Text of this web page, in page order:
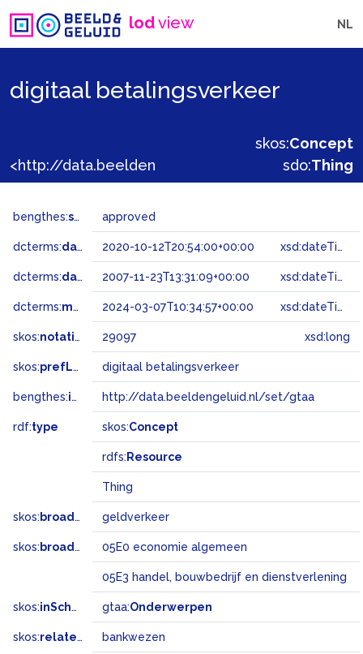
lodview NL
digitaal betalingsverkeer
skos:Concept
sdo:Thing
bengthes:status approved
dcterms:dateAccepted 2020-10-12T20:54:00+00:00 xsd:dateTime
dcterms:dateSubmitted 2007-11-23T13:31:09+00:00 xsd:dateTime
dcterms:modified 2024-03-07T10:34:57+00:00 xsd:dateTime
skos:notation 29097 xsd:long
skos:prefLabel digitaal betalingsverkeer
bengthes:inSet http://data.beeldengeluid.nl/set/gtaa
rdf:type skos:Concept
rdfs: Resource
Thing
skos: broader geldverkeer
skos: broadMatch 05E0 economie algemeen
05E3 handel, bouwbedrijf en dienstverlening
skos:inScheme gtaa:Onderwerpen
skos:related bankwezen